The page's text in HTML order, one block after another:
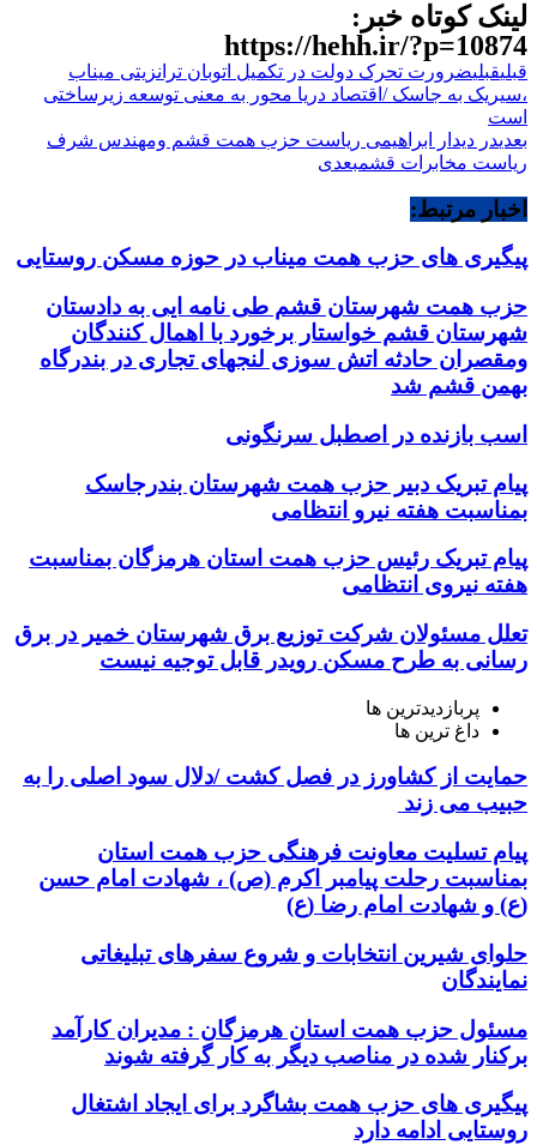
لینک کوتاه خبر:
https://hehh.ir/?p=10874
قبلیقبلیضرورت تحرک دولت در تکمیل اتوبان ترانزیتی میناب
،سیریک به جاسک /اقتصاد دریا محور به معنی توسعه زیرساختی
است
بعدیدر دیدار ابراهیمی ریاست حزب همت قشم ومهندس شرف
ریاست مخابرات قشمبعدی
اخبار مرتبط:
پیگیری های حزب همت میناب در حوزه مسکن روستایی
حزب همت شهرستان قشم طی نامه ایی به دادستان
شهرستان قشم خواستار برخورد با اهمال کنندگان
ومقصران حادثه اتش سوزی لنجهای تجاری در بندرگاه
بهمن قشم شد
اسب بازنده در اصطبل سرنگونی
پیام تبریک دبیر حزب همت شهرستان بندرجاسک
بمناسبت هفته نیرو انتظامی
پیام تبریک رئیس حزب همت استان هرمزگان بمناسبت
هفته نیروی انتظامی
تعلل مسئولان شرکت توزیع برق شهرستان خمیر در برق
رسانی به طرح مسکن رویدر قابل توجیه نیست
پربازدیدترین ها
داغ ترین ها
حمایت از کشاورز در فصل کشت /دلال سود اصلی را به
حبیب می زند
پیام تسلیت معاونت فرهنگی حزب همت استان
بمناسبت رحلت پیامبر اکرم (ص) ، شهادت امام حسن
(ع) و شهادت امام رضا (ع)
حلوای شیرین انتخابات و شروع سفرهای تبلیغاتی
نمایندگان
مسئول حزب همت استان هرمزگان : مدیران کارآمد
برکنار شده در مناصب دیگر به کار گرفته شوند
پیگیری های حزب همت بشاگرد برای ایجاد اشتغال
روستایی ادامه دارد